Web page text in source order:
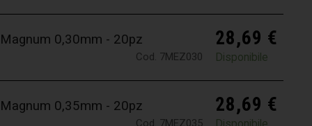
0,30mm - 20pz
Cod. 7MEZ030
28,69 €
Disponibile
0,35mm - 20pz
Cod. 7MEZ035
28,69 €